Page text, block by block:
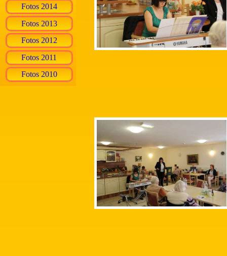
Fotos 2014
Fotos 2013
Fotos 2012
Fotos 2011
Fotos 2010